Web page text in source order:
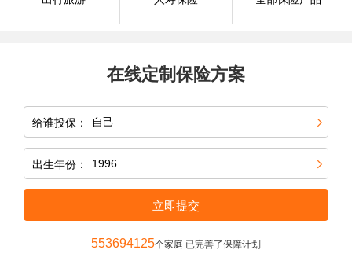
在线定制保险方案
给谁投保：
出生年份：
立即提交
553694125个家庭 已完善了保障计划